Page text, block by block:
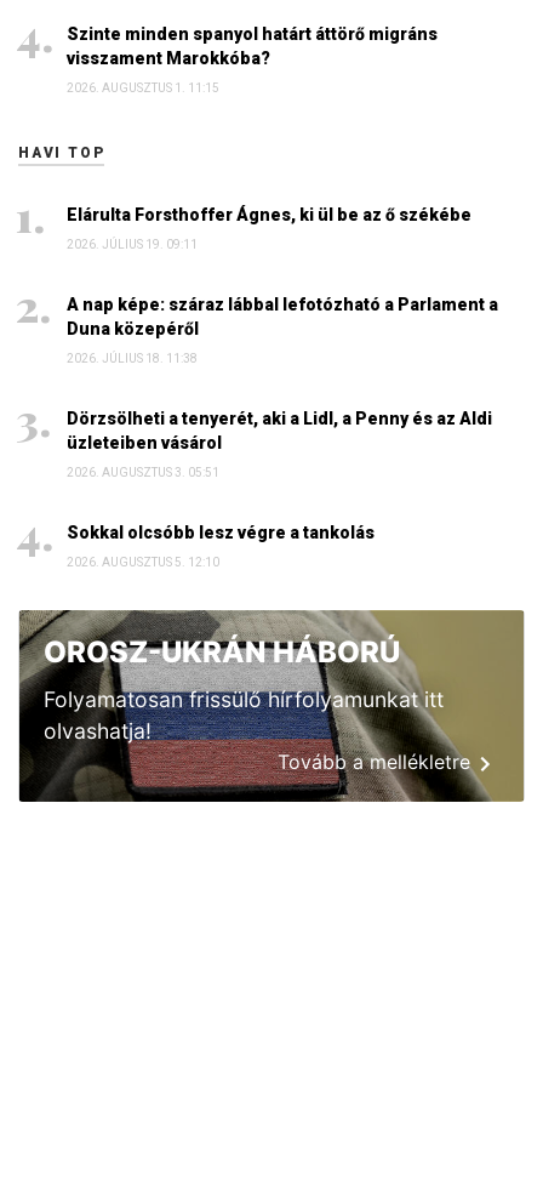
Szinte minden spanyol határt áttörő migráns
visszament Marokkóba?
2026. AUGUSZTUS 1. 11:15
HAVI TOP
Elárulta Forsthoffer Ágnes, ki ül be az ő székébe
2026. JÚLIUS 19. 09:11
A nap képe: száraz lábbal lefotózható a Parlament a
Duna közepéről
2026. JÚLIUS 18. 11:38
Dörzsölheti a tenyerét, aki a Lidl, a Penny és az Aldi
üzleteiben vásárol
2026. AUGUSZTUS 3. 05:51
Sokkal olcsóbb lesz végre a tankolás
2026. AUGUSZTUS 5. 12:10
OROSZ-UKRÁN HÁBORÚ
Folyamatosan frissülő hírfolyamunkat itt
olvashatja!
Tovább a mellékletre